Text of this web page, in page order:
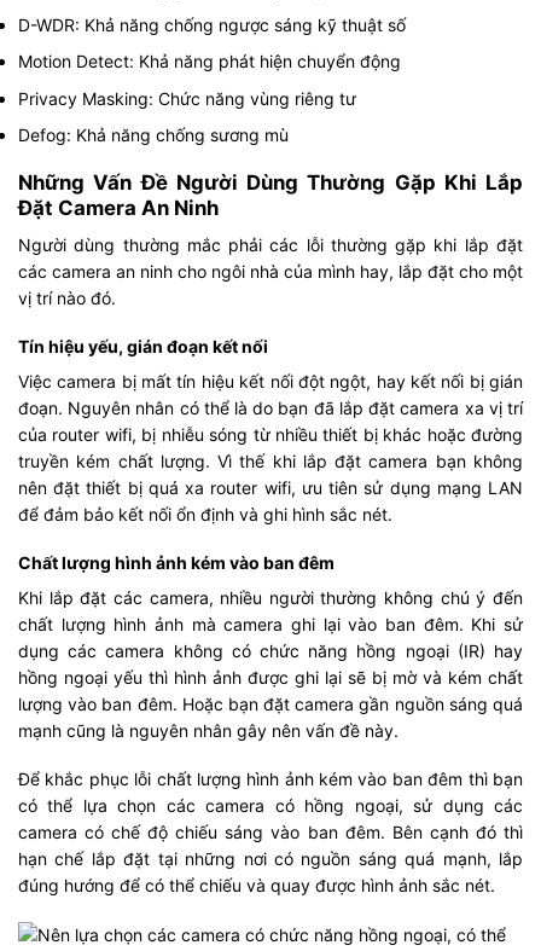
D-WDR: Khả năng chống ngược sáng kỹ thuật số
Motion Detect: Khả năng phát hiện chuyển động
Privacy Masking: Chức năng vùng riêng tư
Defog: Khả năng chống sương mù
Những Vấn Đề Người Dùng Thường Gặp Khi Lắp
Đặt Camera An Ninh
Người dùng thường mắc phải các lỗi thường gặp khi lắp đặt
các camera an ninh cho ngôi nhà của mình hay, lắp đặt cho một
vị trí nào đó.
Tín hiệu yếu, gián đoạn kết nối
Việc camera bị mất tín hiệu kết nối đột ngột, hay kết nối bị gián
đoạn. Nguyên nhân có thể là do bạn đã lắp đặt camera xa vị trí
của router wifi, bị nhiễu sóng từ nhiều thiết bị khác hoặc đường
truyền kém chất lượng. Vì thế khi lắp đặt camera bạn không
nên đặt thiết bị quá xa router wifi, ưu tiên sử dụng mạng LAN
để đảm bảo kết nối ổn định và ghi hình sắc nét.
Chất lượng hình ảnh kém vào ban đêm
Khi lắp đặt các camera, nhiều người thường không chú ý đến
chất lượng hình ảnh mà camera ghi lại vào ban đêm. Khi sử
dụng các camera không có chức năng hồng ngoại (IR) hay
hồng ngoại yếu thì hình ảnh được ghi lại sẽ bị mờ và kém chất
lượng vào ban đêm. Hoặc bạn đặt camera gần nguồn sáng quá
mạnh cũng là nguyên nhân gây nên vấn đề này.
Để khắc phục lỗi chất lượng hình ảnh kém vào ban đêm thì bạn
có thể lựa chọn các camera có hồng ngoại, sử dụng các
camera có chế độ chiếu sáng vào ban đêm. Bên cạnh đó thì
hạn chế lắp đặt tại những nơi có nguồn sáng quá mạnh, lắp
đúng hướng để có thể chiếu và quay được hình ảnh sắc nét.